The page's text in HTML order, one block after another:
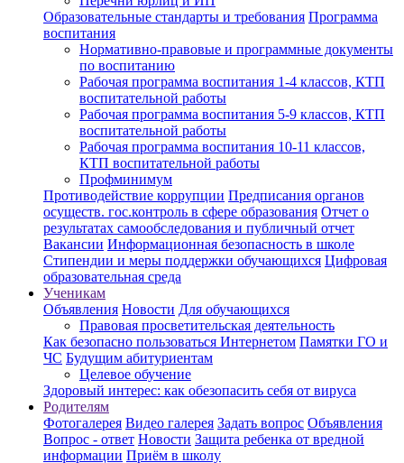
Образовательные стандарты и требования Программа
воспитания
Нормативно-правовые и программные документы
по воспитанию
Рабочая программа воспитания 1-4 классов, КТП
воспитательной работы
Рабочая программа воспитания 5-9 классов, КТП
воспитательной работы
Рабочая программа воспитания 10-11 классов,
КТП воспитательной работы
Профминимум
Противодействие коррупции Предписания органов
осуществ. гос.контроль в сфере образования Отчет о
результатах самообследования и публичный отчет
Вакансии Информационная безопасность в школе
Стипендии и меры поддержки обучающихся Цифровая
образовательная среда
Ученикам
Объявления Новости Для обучающихся
Правовая просветительская деятельность
Как безопасно пользоваться Интернетом Памятки ГО и
ЧС Будущим абитуриентам
Целевое обучение
Здоровый интерес: как обезопасить себя от вируса
Родителям
Фотогалерея Видео галерея Задать вопрос Объявления
Вопрос - ответ Новости Защита ребенка от вредной
информации Приём в школу